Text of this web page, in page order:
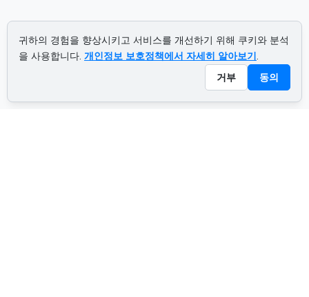
귀하의 경험을 향상시키고 서비스를 개선하기 위해 쿠키와 분석
을 사용합니다. 개인정보 보호정책에서 자세히 알아보기.
거부
동의